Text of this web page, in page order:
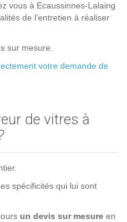
vous à Ecaussinnes-Lalaing
de l’entretien à réaliser
sur mesure.
votre demande de
de vitres à
spécificités qui lui sont
un devis sur mesure en